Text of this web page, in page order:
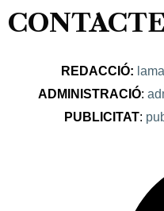
REDACCIÓ:
ADMINISTRACIÓ:
PUBLICITAT: